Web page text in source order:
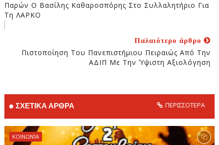
Παρών Ο Βασίλης Καθαροσπόρης Στο Συλλαλητήριο Για
Τη ΛΑΡΚΟ
Παλαιότερο άρθρο
Πιστοποίηση Του Πανεπιστήμιου Πειραιώς Από Την
ΑΔΙΠ Με Την Ύψιστη Αξιολόγηση
ΣΧΕΤΙΚΑ ΑΡΘΡΑ ΠΕΡΙΣΣΟΤΕΡΑ
ΚΟΙΝΩΝΊΑ